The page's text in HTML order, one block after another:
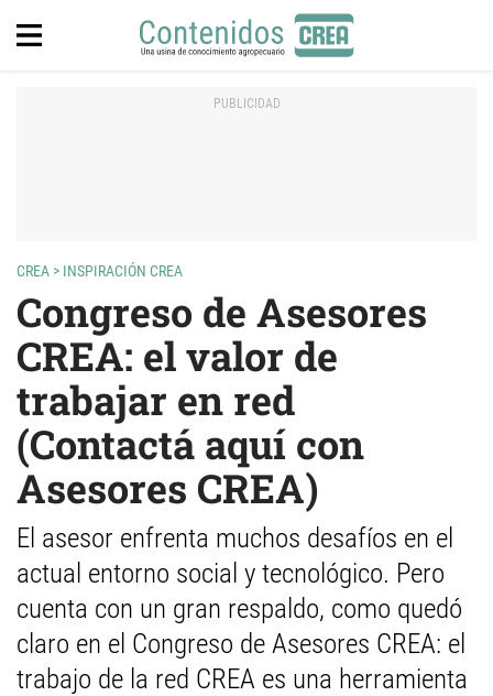
CREA > INSPIRACIÓN CREA
Congreso de Asesores
CREA: el valor de
trabajar en red
(Contactá aquí con
Asesores CREA)
El asesor enfrenta muchos desafíos en el
actual entorno social y tecnológico. Pero
cuenta con un gran respaldo, como quedó
claro en el Congreso de Asesores CREA: el
trabajo de la red CREA es una herramienta